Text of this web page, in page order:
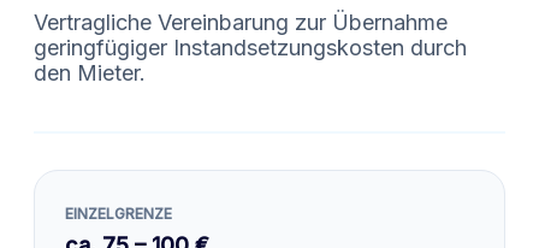
Vertragliche Vereinbarung zur Übernahme
geringfügiger Instandsetzungskosten durch
den Mieter.
EINZELGRENZE